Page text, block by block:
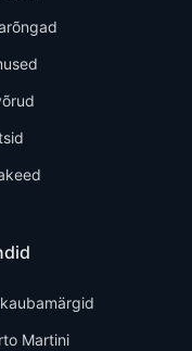
Martini